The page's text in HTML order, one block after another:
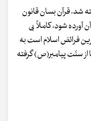
شد، قرآن بسان قانون
آورده شود، کاملاً بی
فرائض اسلام است به
از سنّت پیامبر(ص) گرفته